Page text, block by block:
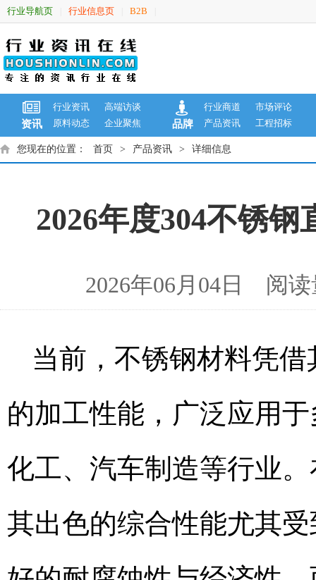
行业导航页 行业信息页 B2B
资讯
行业资讯
高端访谈
原料动态
企业聚焦 品牌
行业商道
市场评论
产品资讯
工程招标
您现在的位置： 首页 > 产品资讯 > 详细信息
2026年度304不锈
2026年06月04日 阅
当前，不锈钢材料凭
的加工性能，广泛应用
化工、汽车制造等行业
其出色的综合性能尤其